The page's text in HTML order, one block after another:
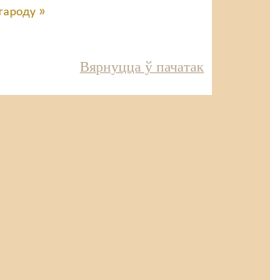
»
Вярнуцца ў пачатак